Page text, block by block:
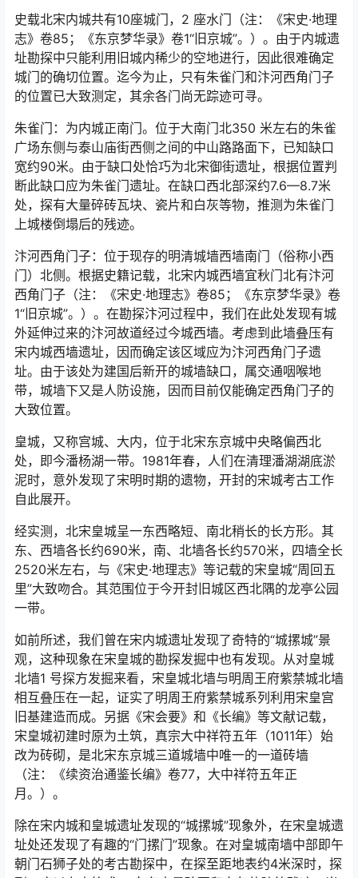
史载北宋内城共有10座城门，2 座水门（注：《宋史·地理
志》卷85；《东京梦华录》卷1“旧京城”。）。由于内城遗
址勘探中只能利用旧城内稀少的空地进行，因此很难确定
城门的确切位置。迄今为止，只有朱雀门和汴河西角门子
的位置已大致测定，其余各门尚无踪迹可寻。
朱雀门：为内城正南门。位于大南门北350 米左右的朱雀
广场东侧与泰山庙街西侧之间的中山路路面下，已知缺口
宽约90米。由于缺口处恰巧为北宋御街遗址，根据位置判
断此缺口应为朱雀门遗址。在缺口西北部深约7.6—8.7米
处，探有大量碎砖瓦块、瓷片和白灰等物，推测为朱雀门
上城楼倒塌后的残迹。
汴河西角门子：位于现存的明清城墙西墙南门（俗称小西
门）北侧。根据史籍记载，北宋内城西墙宜秋门北有汴河
西角门子（注：《宋史·地理志》卷85；《东京梦华录》卷
1“旧京城”。）。在勘探汴河过程中，我们在此处发现有城
外延伸过来的汴河故道经过今城西墙。考虑到此墙叠压有
宋内城西墙遗址，因而确定该区域应为汴河西角门子遗
址。由于该处为建国后新开的城墙缺口，属交通咽喉地
带，城墙下又是人防设施，因而目前仅能确定西角门子的
大致位置。
皇城，又称宫城、大内，位于北宋东京城中央略偏西北
处，即今潘杨湖一带。1981年春，人们在清理潘湖湖底淤
泥时，意外发现了宋明时期的遗物，开封的宋城考古工作
自此展开。
经实测，北宋皇城呈一东西略短、南北稍长的长方形。其
东、西墙各长约690米，南、北墙各长约570米，四墙全长
2520米左右，与《宋史·地理志》等记载的宋皇城“周回五
里”大致吻合。其范围位于今开封旧城区西北隅的龙亭公园
一带。
如前所述，我们曾在宋内城遗址发现了奇特的“城摞城”景
观，这种现象在宋皇城的勘探发掘中也有发现。从对皇城
北墙1 号探方发掘来看，宋皇城北墙与明周王府紫禁城北墙
相互叠压在一起，证实了明周王府紫禁城系列利用宋皇宫
旧基建造而成。另据《宋会要》和《长编》等文献记载，
宋皇城初建时原为土筑，真宗大中祥符五年（1011年）始
改为砖砌，是北宋东京城三道城墙中唯一的一道砖墙
（注：《续资治通鉴长编》卷77，大中祥符五年正
月。）。
除在宋内城和皇城遗址发现的“城摞城”现象外，在宋皇城遗
址处还发现了有趣的“门摞门”现象。在对皇城南墙中部即午
朝门石狮子处的考古勘探中，在探至距地表约4米深时，探